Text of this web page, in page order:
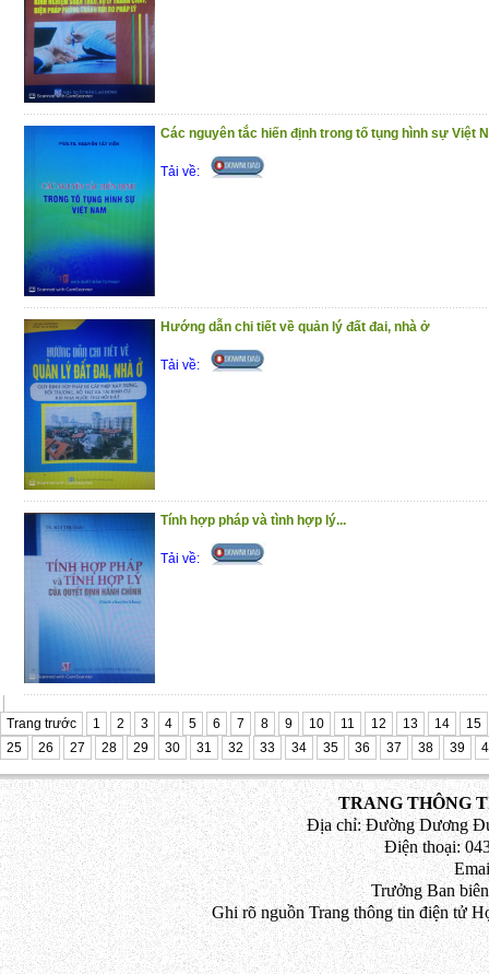
Các nguyên tắc hiến định trong tố tụng hình sự Việt
Tải về:
Hướng dẫn chi tiết về quản lý đất đai, nhà ở
Tải về:
Tính hợp pháp và tình hợp lý...
Tải về:
Trang trước 1 2 3 4 5 6 7 8 9 10 11 12 13 14
15
25
26 27 28 29 30 31 32 33 34 35 36 37 38 39
TRANG THÔNG
Địa chỉ: Đường Dương
Điện thoại:
Trưởng Ban
Ghi rõ nguồn Trang thông tin điện tử